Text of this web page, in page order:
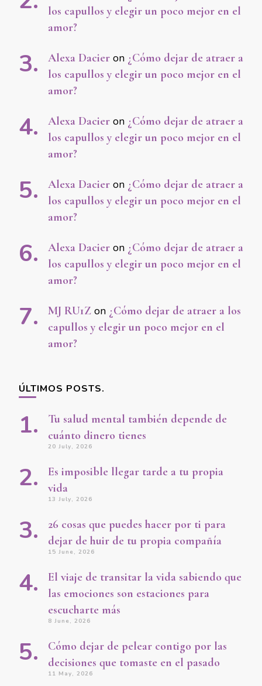
los capullos y elegir un poco mejor en el
amor?
Alexa Dacier on ¿Cómo dejar de atraer a
los capullos y elegir un poco mejor en el
amor?
Alexa Dacier on ¿Cómo dejar de atraer a
los capullos y elegir un poco mejor en el
amor?
Alexa Dacier on ¿Cómo dejar de atraer a
los capullos y elegir un poco mejor en el
amor?
Alexa Dacier on ¿Cómo dejar de atraer a
los capullos y elegir un poco mejor en el
amor?
MJ RU1Z on ¿Cómo dejar de atraer a los
capullos y elegir un poco mejor en el
amor?
ÚLTIMOS POSTS.
Tu salud mental también depende de
cuánto dinero tienes
20 July, 2026
Es imposible llegar tarde a tu propia
vida
13 July, 2026
26 cosas que puedes hacer por ti para
dejar de huir de tu propia compañía
15 June, 2026
El viaje de transitar la vida sabiendo que
las emociones son estaciones para
escucharte más
8 June, 2026
Cómo dejar de pelear contigo por las
decisiones que tomaste en el pasado
11 May, 2026